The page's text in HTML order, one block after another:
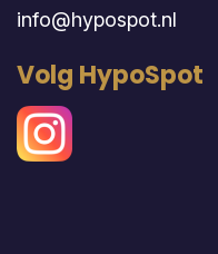
info@hypospot.nl
Volg HypoSpot